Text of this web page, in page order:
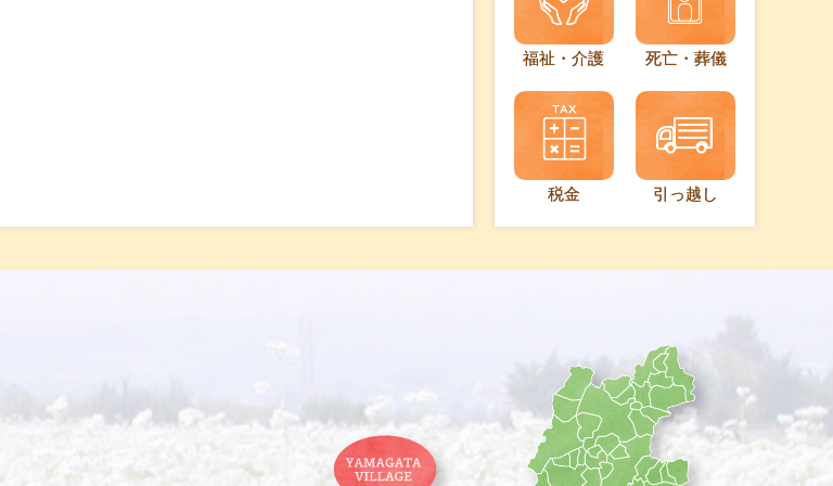
福祉・介護 死亡・葬儀
税金 引っ越し